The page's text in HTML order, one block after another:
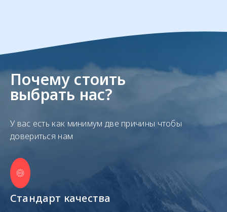
Почему стоить
выбрать нас?
У вас есть как минимум две причины чтобы
довериться нам
Стандарт качества